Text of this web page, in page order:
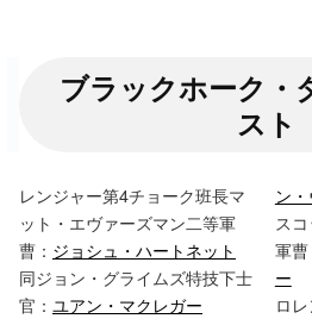
ブラックホーク・
スト
レンジャー第4チョーク班長マ
ット・エヴァーズマン二等軍
曹： ジョシュ・ハートネット
同ジョン・グライムズ特技下士
官： ユアン・マクレガー
ン
ス
軍曹
ー
ロ